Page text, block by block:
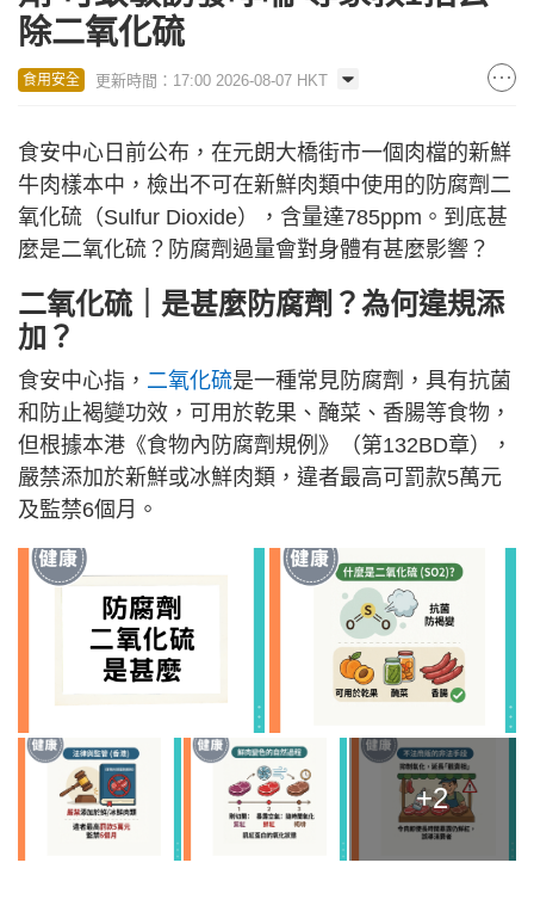
除二氧化硫
食用安全 更新時間：17:00 2026-08-07 HKT
食安中心日前公布，在元朗大橋街市一個肉檔的新鮮
牛肉樣本中，檢出不可在新鮮肉類中使用的防腐劑二
氧化硫（Sulfur Dioxide），含量達785ppm。到底甚
麼是二氧化硫？防腐劑過量會對身體有甚麼影響？
二氧化硫｜是甚麼防腐劑 ？為何違規添
加？
食安中心指， 二氧化硫是一種常見防腐劑，具有抗菌
和防止褐變功效，可用於乾果、醃菜、香腸等食物，
但根據本港《食物內防腐劑規例》（第132BD章），
嚴禁添加於新鮮或冰鮮肉類，違者最高可罰款5萬元
及監禁6個月。
+2